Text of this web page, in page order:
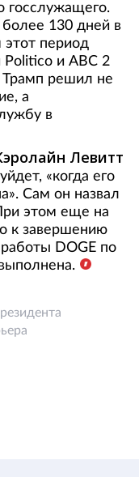
госслужащего.
130 дней в
период
Politico и ABC 2
решил не
а
в
Левитт
«когда его
Сам он назвал
этом еще на
к завершению
DOGE по